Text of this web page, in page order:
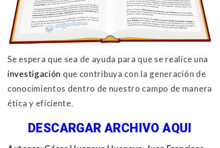
Se espera que sea de ayuda para que se realice una
investigación que contribuya con la generación de
conocimientos dentro de nuestro campo de manera
ética y eficiente.
DESCARGAR ARCHIVO AQUI